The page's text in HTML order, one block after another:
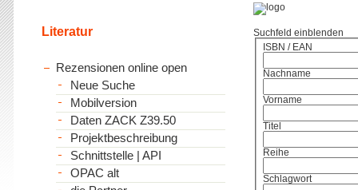
Suchfeld einblenden
ISBN / EAN
Nachname
Vorname
Titel
Reihe
Schlagwort
Literatur
Rezensionen online open
Neue Suche
Mobilversion
Daten ZACK Z39.50
Projektbeschreibung
Schnittstelle | API
OPAC alt